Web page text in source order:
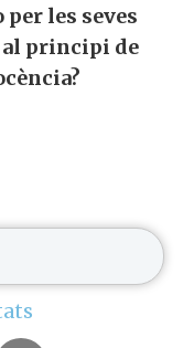
les seves
principi de